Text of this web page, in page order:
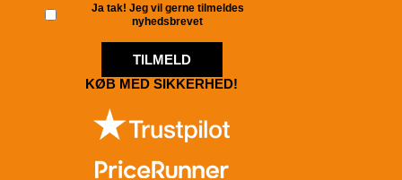
Ja tak! Jeg vil gerne tilmeldes
nyhedsbrevet
TILMELD
KØB MED SIKKERHED!